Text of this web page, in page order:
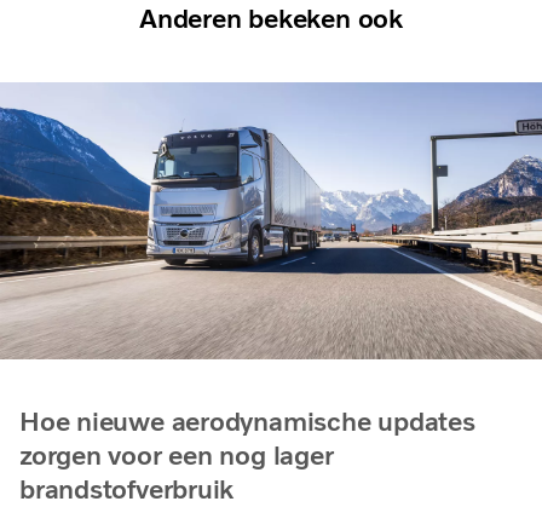
Anderen bekeken ook
Hoe nieuwe aerodynamische updates
zorgen voor een nog lager
brandstofverbruik